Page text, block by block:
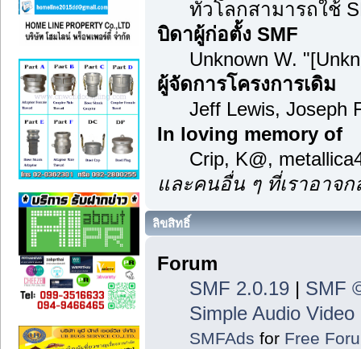
ทั่วโลกสามารถใช้
บิดาผู้ก่อตั้ง SMF
Unknown W.
ผู้จัดการโครงการเดิม
Jeff Lewis, Joseph
In loving memory of
Crip, K@,
และคนอื่น ๆ ที่เราอาจ
ลิขสิทธิ์
Forum
SMF 2.0.19| SMF
Simple Audio
SMFAds for Free